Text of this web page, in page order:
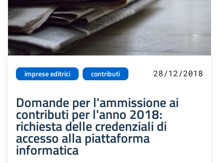
imprese editrici contributi 28/12/2018
Domande per l'ammissione ai
contributi per l'anno 2018:
richiesta delle credenziali di
accesso alla piattaforma
informatica